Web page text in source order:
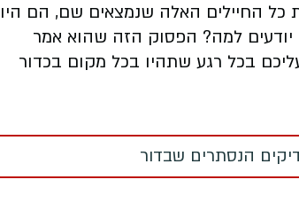
כל החיילים האלה שנמצאים שם, הם היו
למה? הפסוק הזה שהוא אמר
בכל רגע שתהיו בכל מקום בכדור
הנסתרים שבדור